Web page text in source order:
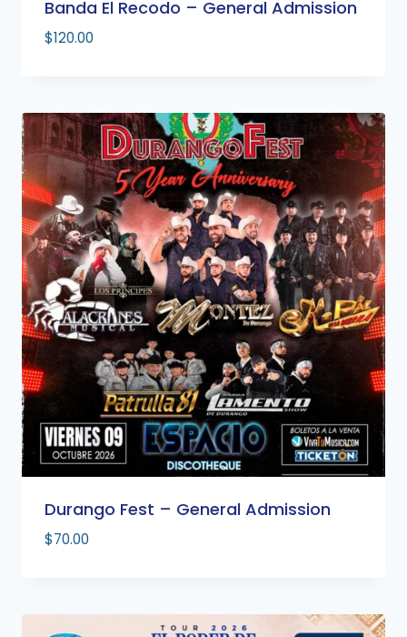
Banda El Recodo – General Admission
$120.00
Durango Fest – General Admission
$70.00